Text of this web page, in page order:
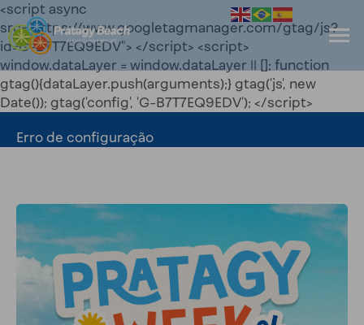
<script async
src="https://www.googletagmanager.com/gtag/js?
id=G-B7T7EQ9EDV"> </script> <script>
window.dataLayer = window.dataLayer || []; function
gtag(){dataLayer.push(arguments);} gtag('js', new
Date()); gtag('config', 'G-B7T7EQ9EDV'); </script>
Erro de configuração